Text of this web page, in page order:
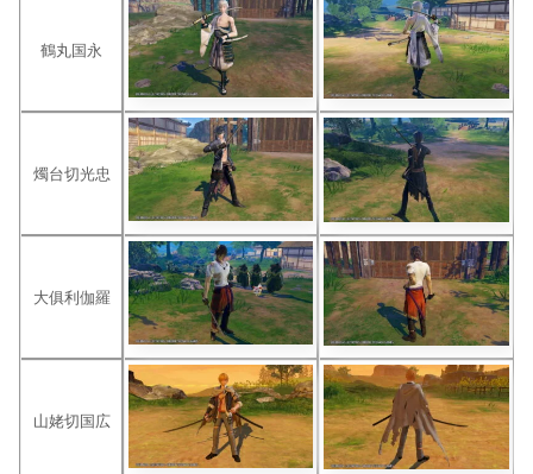
鶴丸国永
燭台切光忠
大俱利伽羅
山姥切国広